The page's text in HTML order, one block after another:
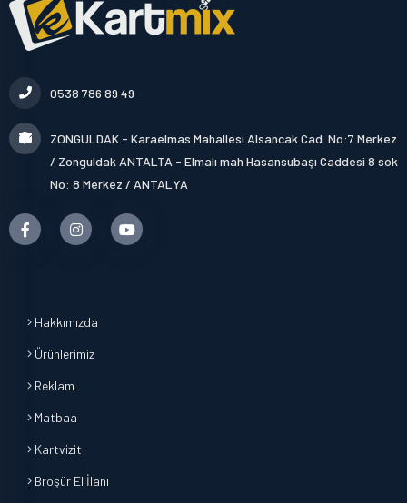
0538 786 89 49
ZONGULDAK - Karaelmas Mahallesi Alsancak Cad. No:7 Merkez
/ Zonguldak ANTALTA - Elmalı mah Hasansubaşı Caddesi 8 sok
No: 8 Merkez / ANTALYA
Hakkımızda
Ürünlerimiz
Reklam
Matbaa
Kartvizit
Broşür El İlanı